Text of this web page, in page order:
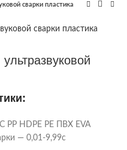
сварки пластика
PP HDPE PE ПВХ EVA
— 0,01-9,99с